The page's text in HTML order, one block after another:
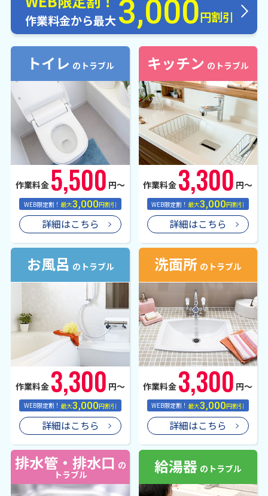
作業料金から最大3,000円割引
トイレ のトラブル
作業料金 5,500 円〜
WEB限定割！最大3,000円割引
詳細はこちら
キッチン のトラブル
作業料金 3,300 円〜
WEB限定割！最大3,000円割引
詳細はこちら
お風呂 のトラブル
作業料金 3,300 円〜
WEB限定割！最大3,000円割引
詳細はこちら
洗面所 のトラブル
作業料金 3,300 円〜
WEB限定割！最大3,000円割引
詳細はこちら
排水管・排水口 の
トラブル
給湯器 のトラブル